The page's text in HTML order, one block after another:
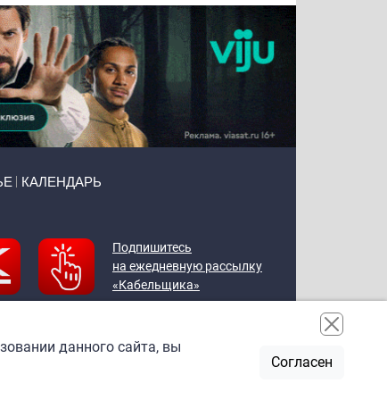
КАЛЕНДАРЬ
Подпишитесь
на ежедневную рассылку
«Кабельщика»
данного сайта, вы
Согласен